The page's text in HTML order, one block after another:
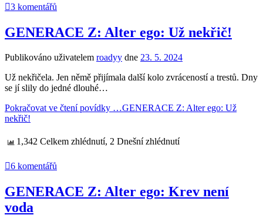
3 komentářů
GENERACE Z: Alter ego: Už nekřič!
Publikováno uživatelem roadyy dne 23. 5. 2024
Už nekřičela. Jen němě přijímala další kolo zvráceností a trestů. Dny
se jí slily do jedné dlouhé…
Pokračovat ve čtení povídky …GENERACE Z: Alter ego: Už
nekřič!
1,342 Celkem zhlédnutí, 2 Dnešní zhlédnutí
6 komentářů
GENERACE Z: Alter ego: Krev není
voda